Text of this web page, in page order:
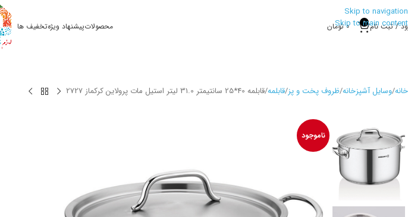
Skip to navigation
Skip to main content
/ ثبت نام 0
0 تومان محصولاتپیشنهاد ویژهتخفیف ها
خانه وسایل آشپزخانه ظروف پخت و پز قابلمه قابلمه 40*25 سانتیمتر 31.0 لیتر استیل مات پرولاین کرکماز 2727
ناموجود